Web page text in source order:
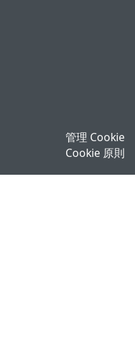
管理 Cookie
Cookie 原則